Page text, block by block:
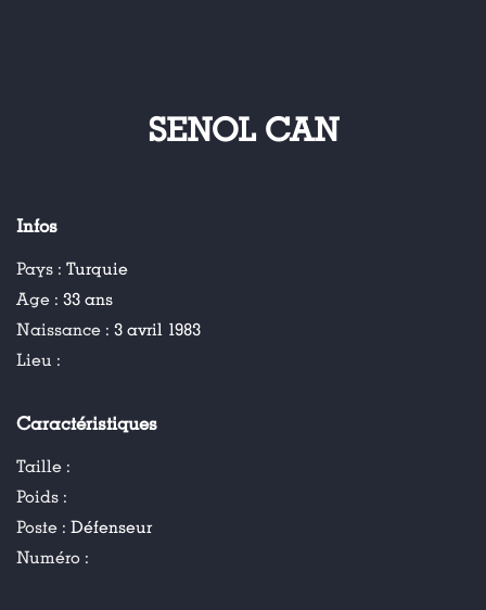
SENOL CAN
Infos
Pays : Turquie
Age : 33 ans
Naissance : 3 avril 1983
Lieu :
Caractéristiques
Taille :
Poids :
Poste : Défenseur
Numéro :